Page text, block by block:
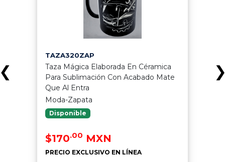
TAZA320ZAP
Taza Mágica Elaborada En Céramica
Para Sublimación Con Acabado Mate
Que Al Entra
Moda-Zapata
Disponible
$170.00 MXN
PRECIO EXCLUSIVO EN LÍNEA